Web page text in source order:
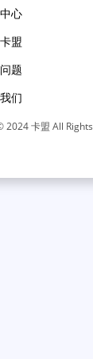
心
盟
题
们
2024 卡盟 All Rights